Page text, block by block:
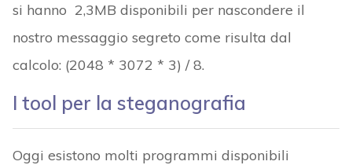
si hanno 2,3MB disponibili per nascondere il
nostro messaggio segreto come risulta dal
calcolo: (2048 * 3072 * 3) / 8.
I tool per la steganografia
Oggi esistono molti programmi disponibili